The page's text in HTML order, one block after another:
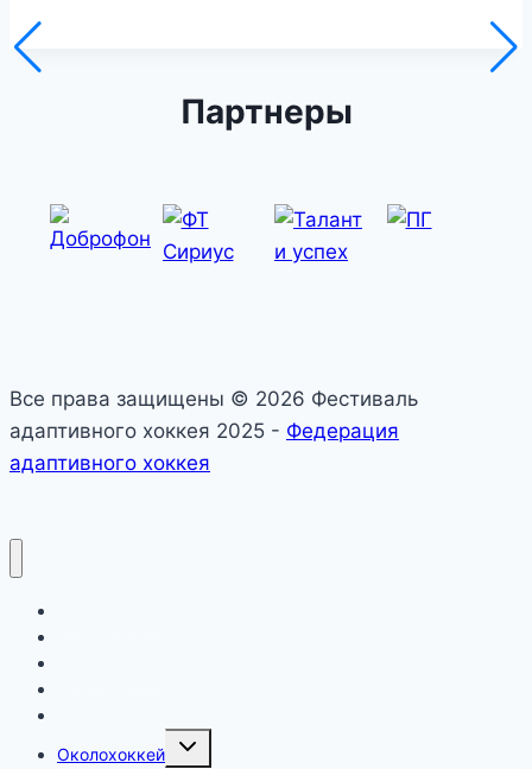
Партнеры
Все права защищены © 2026 Фестиваль
адаптивного хоккея 2025 - Федерация
адаптивного хоккея
Околохоккей
Toggle
child